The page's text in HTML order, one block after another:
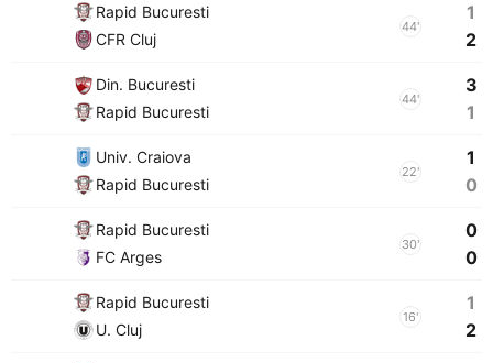
Rapid Bucuresti
CFR Cluj
44'
1
2
Din. Bucuresti
Rapid Bucuresti
44'
3
1
Univ. Craiova
Rapid Bucuresti
22'
1
0
Rapid Bucuresti
FC Arges
30'
0
0
Rapid Bucuresti
U. Cluj
16'
1
2